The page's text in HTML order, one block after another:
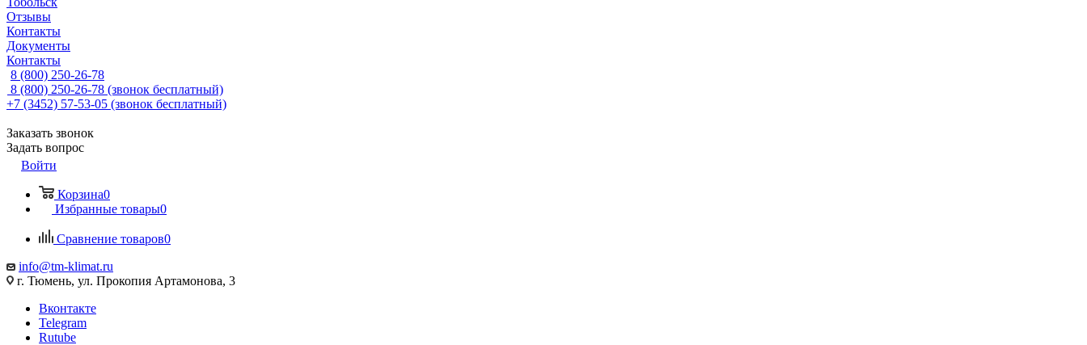
Отзывы
Контакты
Документы
Контакты
8 (800) 250-26-78
8 (800) 250-26-78 (звонок бесплатный)
+7 (3452) 57-53-05 (звонок бесплатный)
Заказать звонок
Задать вопрос
Войти
Корзина0
Избранные товары0
Сравнение товаров0
info@tm-klimat.ru
г. Тюмень, ул. Прокопия Артамонова, 3
Вконтакте
Telegram
Rutube